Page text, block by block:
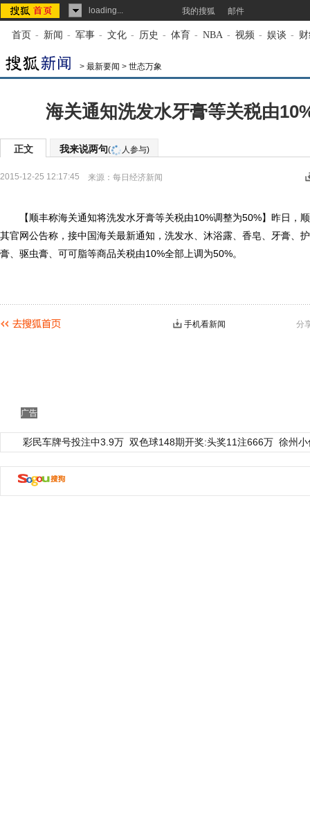
loading... 我的搜狐 邮件
首页 - 新闻 - 军事 - 文化 - 历史 - 体育 - NBA - 视频 - 娱谈 -
> 最新要闻 > 世态万象
海关通知洗发水牙膏等关税由
正文 我来说两句( 人参与)
2015-12-25 12:17:45 来源： 每日经济新闻
【顺丰称海关通知将洗发水牙膏等关税由10%调整为50%】昨日，
其官网公告称，接中国海关最新通知，洗发水、沐浴露、香皂、牙膏、
膏、驱虫膏、可可脂等商品关税由10%全部上调为50%。
分
手机看新闻
广告
彩民车牌号投注中3.9万 双色球148期开奖:头奖11注666万 徐州